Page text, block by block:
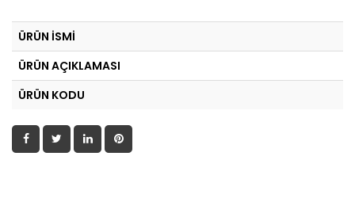
ÜRÜN İSMİ
ÜRÜN AÇIKLAMASI
ÜRÜN KODU